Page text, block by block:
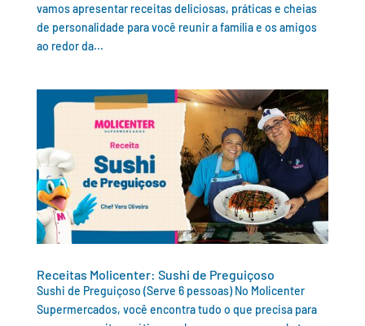
vamos apresentar receitas deliciosas, práticas e cheias
de personalidade para você reunir a família e os amigos
ao redor da...
Receitas Molicenter: Sushi de Preguiçoso
Sushi de Preguiçoso (Serve 6 pessoas) No Molicenter
Supermercados, você encontra tudo o que precisa para